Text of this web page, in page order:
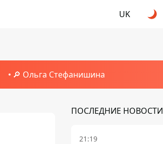
UK
🔎 Ольга Стефанишина
ПОСЛЕДНИЕ НОВОСТИ
21:19